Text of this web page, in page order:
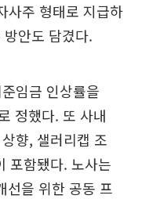
사주 형태로 지급하
안도 담겼다.
임금 인상률을
정했다. 또 사내
향, 샐러리캡 조
포함됐다. 노사는
선을 위한 공동 프